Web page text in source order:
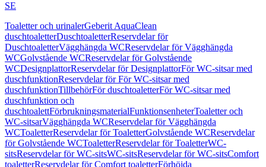
SE
Toaletter och urinalerGeberit AquaClean
duschtoaletterDuschtoaletterReservdelar för
DuschtoaletterVägghängda WCReservdelar för Vägghängda
WCGolvstående WCReservdelar för Golvstående
WCDesignplattorReservdelar för DesignplattorFör WC-sitsar med
duschfunktionReservdelar för För WC-sitsar med
duschfunktionTillbehörFör duschtoaletterFör WC-sitsar med
duschfunktion och
duschtoalettFörbrukningsmaterialFunktionsenheterToaletter och
WC-sitsarVägghängda WCReservdelar för Vägghängda
WCToaletterReservdelar för ToaletterGolvstående WCReservdelar
för Golvstående WCToaletterReservdelar för ToaletterWC-
sitsReservdelar för WC-sitsWC-sitsReservdelar för WC-sitsComfort
toaletterReservdelar för Comfort toaletterFörhöjda